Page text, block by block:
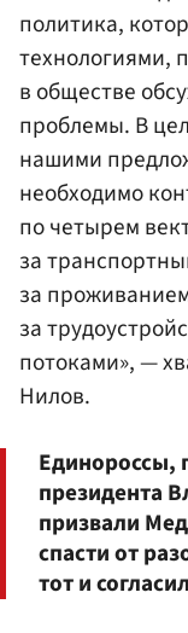
политика,
технологиями,
в обществе
проблемы. В
нашими
необходимо
по четырем
за
за
за
потоками», —
Нилов.
Единороссы,
президента
призвали
спасти от
тот и